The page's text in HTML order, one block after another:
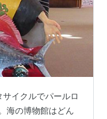
イクルでパールロ
海の博物館はどん